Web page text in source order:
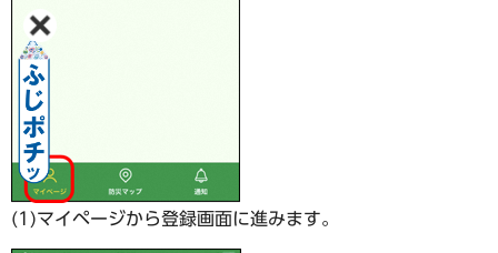
(1)マイページから登録画面に進みます。